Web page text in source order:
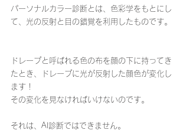
パーソナルカラー診断とは、色彩学をもとにし
て、光の反射と目の錯覚を利用したものです。
ドレープと呼ばれる色の布を顔の下に持ってき
たとき、ドレープに光が反射した顔色が変化し
ます！
その変化を見なければいけないのです。
それは、AI診断ではできません。